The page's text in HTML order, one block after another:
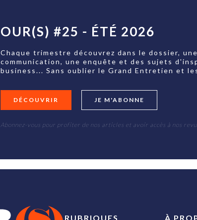
OUR(S) #25 - ÉTÉ 2026
Chaque trimestre découvrez dans le dossier,
communication, une enquête et des sujets
business... Sans oublier le Grand Entretien et
DÉCOUVRIR JE M'ABONNE
Abonnez-vous pour profiter de nos articles et avoir accès à nos
RUBRIQUES À